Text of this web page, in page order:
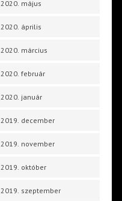
2020. május
2020. április
2020. március
2020. február
2020. január
2019. december
2019. november
2019. október
2019. szeptember